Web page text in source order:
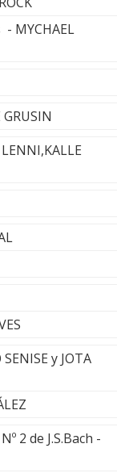
MYCHAEL
y JOTA
2 de J.S.Bach -